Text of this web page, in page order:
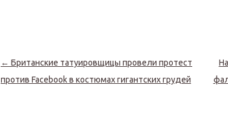
Навигация по записям
← Британские татуировщицы провели протест
против Facebook в костюмах гигантских грудей